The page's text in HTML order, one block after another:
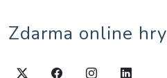
Zdarma online hry